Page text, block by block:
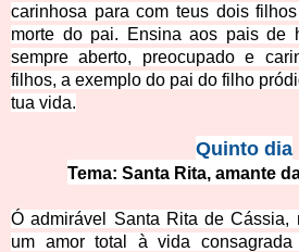
carinhosa para com teus dois
morte do pai. Ensina aos pais de
sempre aberto, preocupado e
filhos, a exemplo do pai do filho
tua vida.
Quinto dia
Tema: Santa Rita, amante
Ó admirável Santa Rita de Cássia,
um amor total à vida